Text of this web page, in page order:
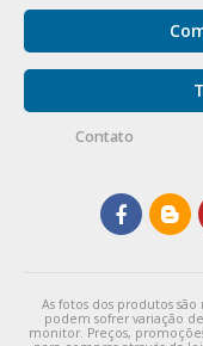
Contato
As fotos dos produtos
podem sofrer variação
monitor. Preços,